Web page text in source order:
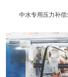
中水专用压力补偿